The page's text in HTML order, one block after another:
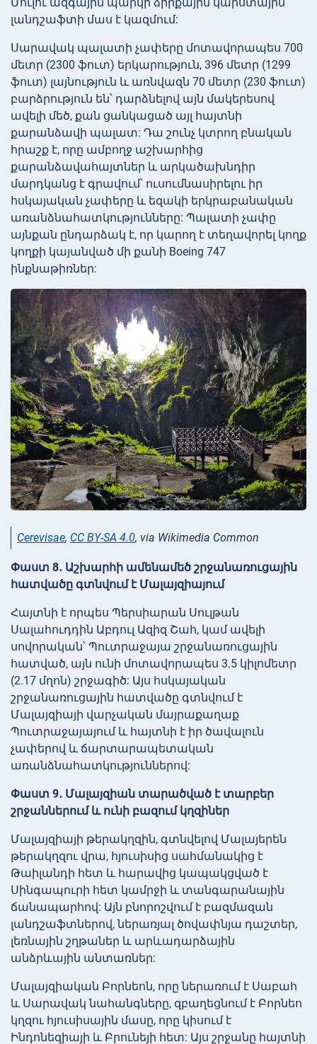
լանդշաֆտի մաս է կազմում:
Սարավակ պալատի չափերը մոտավորապես 700
մետր (2300 ֆուտ) երկարություն, 396 մետր (1299
ֆուտ) լայնություն և առնվազն 70 մետր (230 ֆուտ)
բարձրություն են՝ դարձնելով այն մակերեսով
ավելի մեծ, քան ցանկացած այլ հայտնի
քարանձավի պալատ: Դա շունչ կտրող բնական
հրաշք է, որը ամբողջ աշխարհից
քարանձավահայտներ և արկածախնդիր
մարդկանց է գրավում՝ ուսումնասիրելու իր
հսկայական չափերը և եզակի երկրաբանական
առանձնահատկությունները: Պալատի չափը
այնքան ընդարձակ է, որ կարող է տեղավորել կողք
կողքի կայանված մի քանի Boeing 747
ինքնաթիռներ:
Cerevisae, CC BY-SA 4.0, via Wikimedia Common
Փաստ 8․ Աշխարհի ամենամեծ շրջանառուցային
հատվածը գտնվում է Մալայզիայում
Հայտնի է որպես Պերսիարան Սուլթան
Սալահուդդին Աբդուլ Ազիզ Շահ, կամ ավելի
սովորական՝ Պուտրաջայա շրջանառուցային
հատված, այն ունի մոտավորապես 3.5 կիլոմետր
(2.17 մղոն) շրջագիծ: Այս հսկայական
շրջանառուցային հատվածը գտնվում է
Մալայզիայի վարչական մայրաքաղաք
Պուտրաջայայում և հայտնի է իր ծավալուն
չափերով և ճարտարապետական
առանձնահատկություններով:
Փաստ 9․ Մալայզիան տարածված է տարբեր
շրջաններում և ունի բազում կղզիներ
Մալայզիայի թերակղզին, գտնվելով Մալայերեն
թերակղզու վրա, հյուսիսից սահմանակից է
Թաիլանդի հետ և հարավից կապակցված է
Սինգապուրի հետ կամրջի և տանգարանային
ճանապարհով: Այն բնորոշվում է բազմազան
լանդշաֆտներով, ներառյալ ծովափնյա դաշտեր,
լեռնային շղթաներ և արևադարձային
անձրևային անտառներ:
Մալայզիական Բորնեոն, որը ներառում է Սաբահ
և Սարավակ նահանգները, զբաղեցնում է Բորնեո
կղզու հյուսիսային մասը, որը կիսում է
Ինդոնեզիայի և Բրունեյի հետ: Այս շրջանը հայտնի